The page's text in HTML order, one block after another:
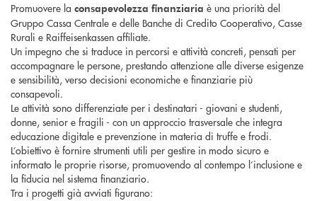
Promuovere la consapevolezza finanziaria è una priorità del
Gruppo Cassa Centrale e delle Banche di Credito Cooperativo, Casse
Rurali e Raiffeisenkassen affiliate.
Un impegno che si traduce in percorsi e attività concreti, pensati per
accompagnare le persone, prestando attenzione alle diverse esigenze
e sensibilità, verso decisioni economiche e finanziarie più
consapevoli.
Le attività sono differenziate per i destinatari - giovani e studenti,
donne, senior e fragili - con un approccio trasversale che integra
educazione digitale e prevenzione in materia di truffe e frodi.
L’obiettivo è fornire strumenti utili per gestire in modo sicuro e
informato le proprie risorse, promuovendo al contempo l’inclusione e
la fiducia nel sistema finanziario.
Tra i progetti già avviati figurano: